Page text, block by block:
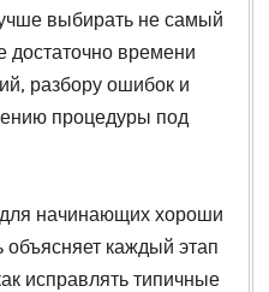
выбирать не самый
достаточно времени
разбору ошибок и
процедуры под
начинающих хороши
объясняет каждый этап
исправлять типичные